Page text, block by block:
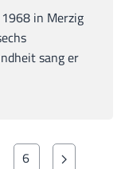
in Merzig
sang er
6